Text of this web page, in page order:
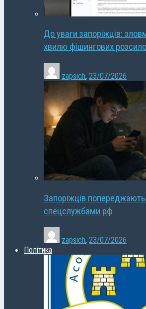
До уваги запоріжців:
хвилю фішингових
zapsich, 23/07/2026
Запоріжців
спецслужбами рф
zapsich, 23/07/2026
Політика